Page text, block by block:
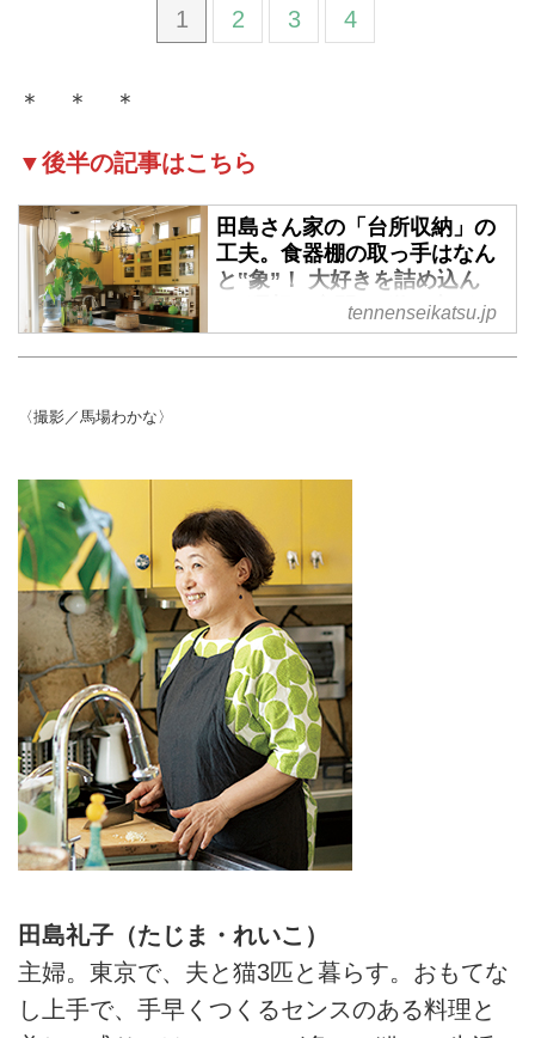
1 2 3 4
＊ ＊ ＊
▼後半の記事はこちら
田島さん家の「台所収納」の
工夫。食器棚の取っ手はなん
と‟象”！ 大好きを詰め込ん
だ‟理想の空間”は遊び心がい
っぱい／主婦・田島礼子さん
- 天然生活web
天井に吊るされたモビールが気分
を盛り上げてくれます。田島さん
自慢の台所を見せていただきまし
た。（『天然生活』2019年11月
号掲載）
tennenseikatsu.jp
〈撮影／馬場わかな〉
田島礼子（たじま・れいこ）
主婦。東京で、夫と猫3匹と暮らす。おもてな
し上手で、手早くつくるセンスのある料理と